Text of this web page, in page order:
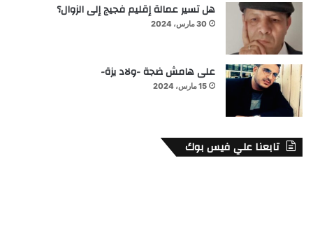
هل تسير عمالة إقليم فجيج إلى الزوال؟
30 مارس، 2024
على هامش ضجة -ولاد يزة-
15 مارس، 2024
تابعنا علي فيس بوك